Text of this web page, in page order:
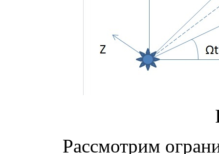
Рассмотрим